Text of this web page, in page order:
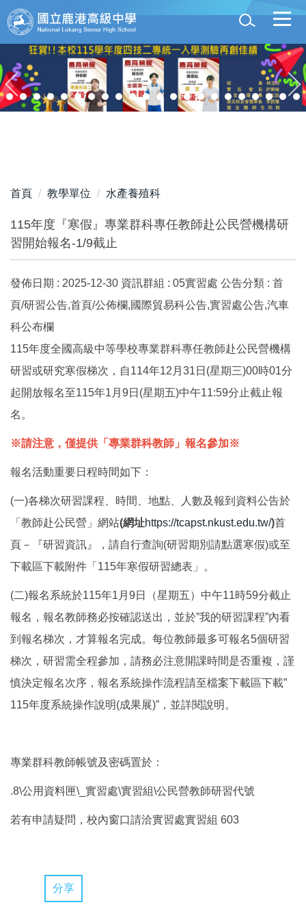
跳
到
主
內
容
區
首頁 教學單位 水產養殖科
115年度『寒假』專業群科專任教師赴公民營機構研
習開始報名-1/9截止
發佈日期 : 2025-12-30 資訊群組 : 05實習處 公告分類 : 首
頁/研習公告,首頁/公佈欄,國際貿易科公告,實習處公告,汽車
科公布欄
115年度全國高級中等學校專業群科專任教師赴公民營機構
研習或研究寒假梯次，自114年12月31日(星期三)00時01分
起開放報名至115年1月9日(星期五)中午11:59分止截止報
名。
※請注意，僅提供「專業群科教師」報名參加※
報名活動重要日程時間如下：
(一)各梯次研習課程、時間、地點、人數及報到資料公告於
「教師赴公民營」網站(網址https://tcapst.nkust.edu.tw/)首
頁－『研習資訊』，請自行查詢(研習期別請點選寒假)或至
下載區下載附件「115年寒假研習總表」。
(二)報名系統於115年1月9日（星期五）中午11時59分截止
報名，報名教師務必按確認送出，並於”我的研習課程”內看
到報名梯次，才算報名完成。每位教師最多可報名5個研習
梯次，研習需全程參加，請務必注意開課時間是否重複，謹
慎決定報名次序，報名系統操作流程請至檔案下載區下載”
115年度系統操作說明(成果展)”，並詳閱說明。
專業群科教師帳號及密碼置於：
.8\公用資料匣\_實習處\實習組\公民營教師研習代號
若有申請疑問，校內窗口請洽實習處實習組 603
分享